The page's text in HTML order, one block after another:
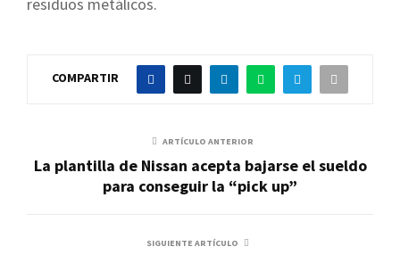
COMPARTIR
ARTÍCULO ANTERIOR
La plantilla de Nissan acepta bajarse el sueldo
para conseguir la “pick up”
SIGUIENTE ARTÍCULO